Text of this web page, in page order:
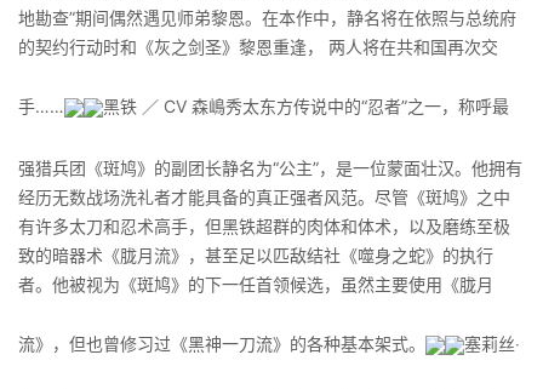
地勘查”期间偶然遇见师弟黎恩。在本作中，静名将在依照与总统府
的契约行动时和《灰之剑圣》黎恩重逢， 两人将在共和国再次交
手…… 黑铁 ／ CV 森嶋秀太东方传说中的“忍者”之一，称呼最
强猎兵团《斑鸠》的副团长静名为“公主”，是一位蒙面壮汉。他拥有
经历无数战场洗礼者才能具备的真正强者风范。尽管《斑鸠》之中
有许多太刀和忍术高手，但黑铁超群的肉体和体术，以及磨练至极
致的暗器术《胧月流》，甚至足以匹敌结社《噬身之蛇》的执行
者。他被视为《斑鸠》的下一任首领候选，虽然主要使用《胧月
流》，但也曾修习过《黑神一刀流》的各种基本架式。 塞莉丝‧